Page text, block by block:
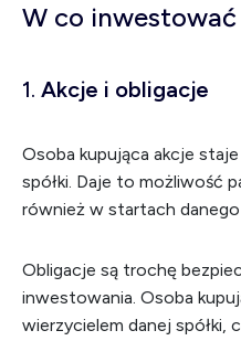
W co
1. Akcje i obligacje
Osoba kupująca akcje
spółki. Daje to możliwość
również w startach
Obligacje są trochę
inwestowania. Osoba
wierzycielem danej spółki,